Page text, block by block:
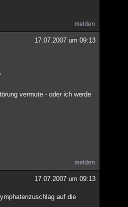
melden
17.07.2007 um 09:13
vermute - oder ich werde
melden
17.07.2007 um 09:13
auf die